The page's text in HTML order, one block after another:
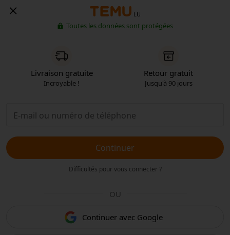
LU
Toutes les données sont protégées
Livraison gratuite
Incroyable !
Retour gratuit
Jusqu'à 90 jours
Continuer
Difficultés pour vous connecter ?
OU
Continuer avec Google